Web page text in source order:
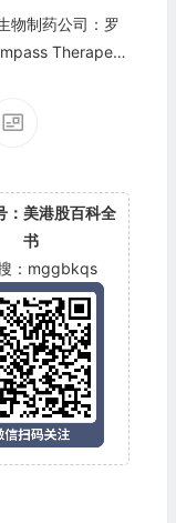
物制药公司：罗
Therapeut
：美港股百科全
书
：mggbkqs